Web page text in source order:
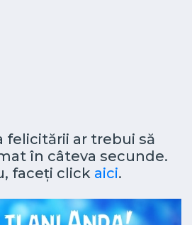
felicitării ar trebui să
în câteva secunde.
faceți click aici.